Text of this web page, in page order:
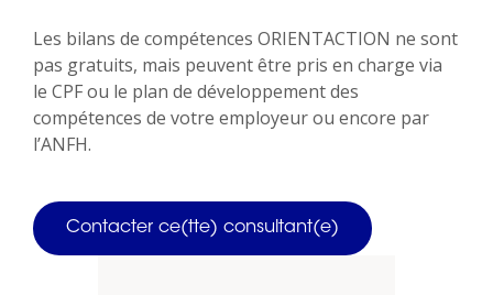
Les bilans de compétences ORIENTACTION ne sont
pas gratuits, mais peuvent être pris en charge via
le CPF ou le plan de développement des
compétences de votre employeur ou encore par
l’ANFH.
Contacter ce(tte) consultant(e)